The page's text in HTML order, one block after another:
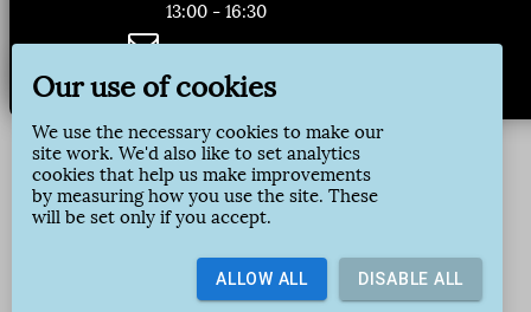
13:00 - 16:30
Zasílání novinek:
Přihlásit odběr
Our use of cookies
We use the necessary cookies to make our
site work. We'd also like to set analytics
cookies that help us make improvements
by measuring how you use the site. These
will be set only if you accept.
ALLOW ALL DISABLE ALL